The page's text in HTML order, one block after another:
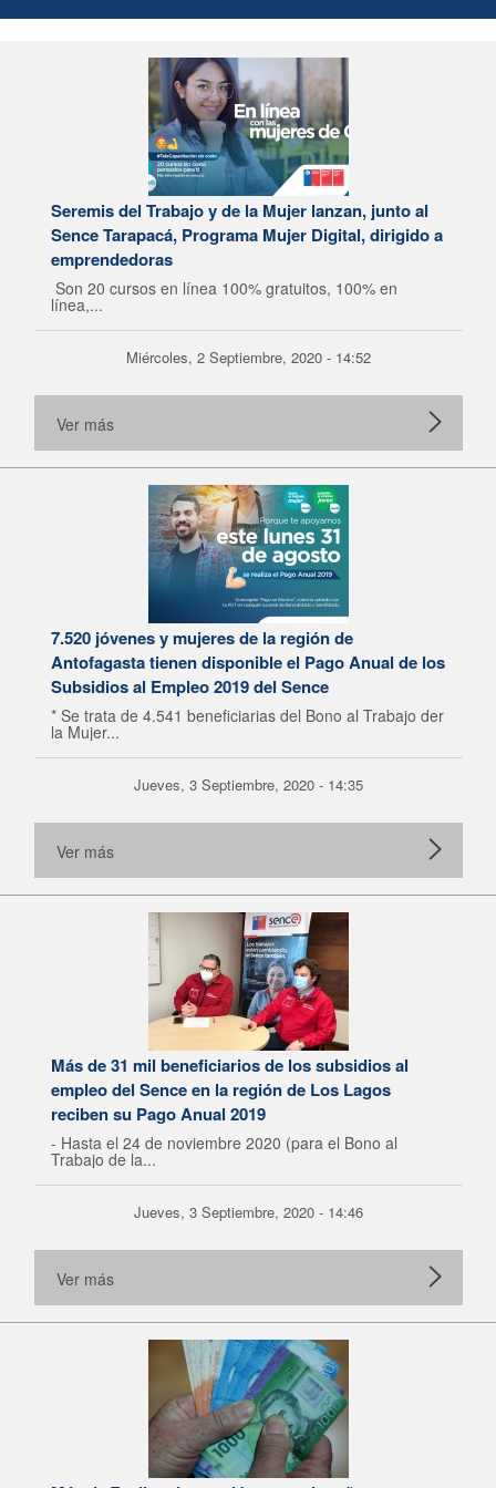
Seremis del Trabajo y de la Mujer lanzan, junto al
Sence Tarapacá, Programa Mujer Digital, dirigido a
emprendedoras
Son 20 cursos en línea 100% gratuitos, 100% en
línea,...
Miércoles, 2 Septiembre, 2020 - 14:52
Ver más
7.520 jóvenes y mujeres de la región de
Antofagasta tienen disponible el Pago Anual de los
Subsidios al Empleo 2019 del Sence
* Se trata de 4.541 beneficiarias del Bono al Trabajo der
la Mujer...
Jueves, 3 Septiembre, 2020 - 14:35
Ver más
Más de 31 mil beneficiarios de los subsidios al
empleo del Sence en la región de Los Lagos
reciben su Pago Anual 2019
- Hasta el 24 de noviembre 2020 (para el Bono al
Trabajo de la...
Jueves, 3 Septiembre, 2020 - 14:46
Ver más